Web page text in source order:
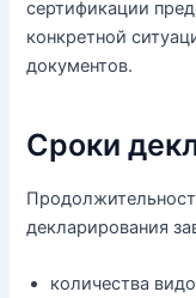
сертификации
конкретной
документов.
Сроки
декларирования
количества